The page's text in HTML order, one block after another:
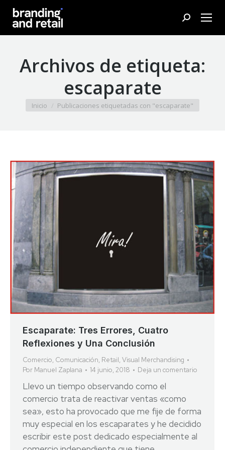
Buscar:
Archivos de etiqueta:
escaparate
Estás aquí:
Inicio Publicaciones etiquetadas con "escaparate"
Escaparate: Tres Errores, Cuatro
Reflexiones y Una Conclusión
Comercio, Comunicación, Retail, Visual Merchandising
Por Manuel Zaplana 14 junio, 2018 Deja un comentario
Llevo un tiempo observando como el
comercio trata de reactivar ventas «como
sea», esto ha provocado que me fije de forma
muy especial en los escaparates y he decidido
escribir este post dedicado especialmente al